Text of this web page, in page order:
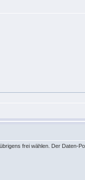
frei wählen. Der Daten-